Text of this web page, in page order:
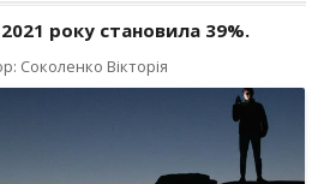
року становила 39%.
Соколенко Вікторія